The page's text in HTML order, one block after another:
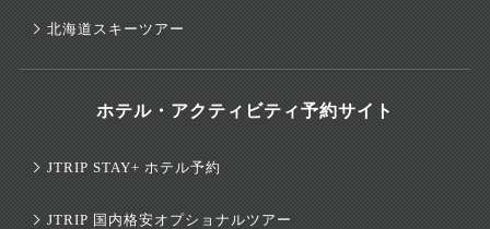
北海道スキーツアー
ホテル・アクティビティ予約サイト
JTRIP STAY+ ホテル予約
JTRIP 国内格安オプショナルツアー